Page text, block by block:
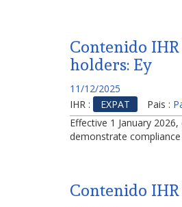
Contenido
holders: Ey
11/12/2025
IHR :
EXPAT Pais :
Effective 1 January
demonstrate
Contenido